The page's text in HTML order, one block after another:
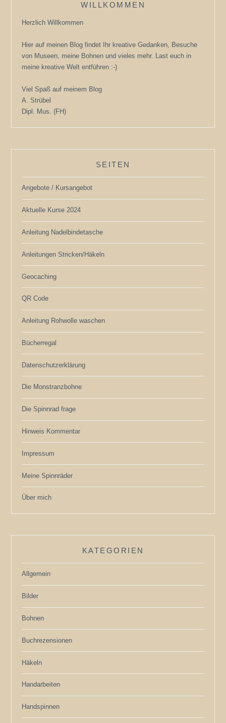
WILLKOMMEN
Herzlich Willkommen
Hier auf meinen Blog findet Ihr kreative Gedanken, Besuche
von Museen, meine Bohnen und vieles mehr. Last euch in
meine kreative Welt entführen :-)
Viel Spaß auf meinem Blog
A. Strübel
Dipl. Mus. (FH)
SEITEN
Angebote / Kursangebot
Aktuelle Kurse 2024
Anleitung Nadelbindetasche
Anleitungen Stricken/Häkeln
Geocaching
QR Code
Anleitung Rohwolle waschen
Bücherregal
Datenschutzerklärung
Die Monstranzbohne
Die Spinnrad frage
Hinweis Kommentar
Impressum
Meine Spinnräder
Über mich
KATEGORIEN
Allgemein
Bilder
Bohnen
Buchrezensionen
Häkeln
Handarbeiten
Handspinnen